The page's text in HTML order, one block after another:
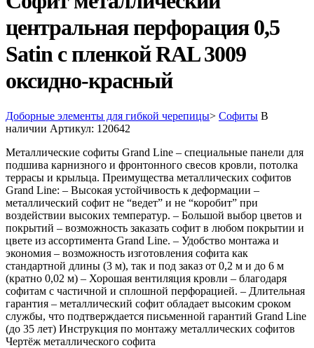
центральная перфорация 0,5
Satin с пленкой RAL 3009
оксидно-красный
Доборные элементы для гибкой черепицы> Софиты В
наличии Артикул: 120642
Металлические софиты Grand Line – специальные панели для
подшива карнизного и фронтонного свесов кровли, потолка
террасы и крыльца. Преимущества металлических софитов
Grand Line: – Высокая устойчивость к деформации –
металлический софит не “ведет” и не “коробит” при
воздействии высоких температур. – Большой выбор цветов и
покрытий – возможность заказать софит в любом покрытии и
цвете из ассортимента Grand Line. – Удобство монтажа и
экономия – возможность изготовления софита как
стандартной длины (3 м), так и под заказ от 0,2 м и до 6 м
(кратно 0,02 м) – Хорошая вентиляция кровли – благодаря
софитам с частичной и сплошной перфорацией. – Длительная
гарантия – металлический софит обладает высоким сроком
службы, что подтверждается письменной гарантий Grand Line
(до 35 лет) Инструкция по монтажу металлических софитов
Чертёж металлического софита